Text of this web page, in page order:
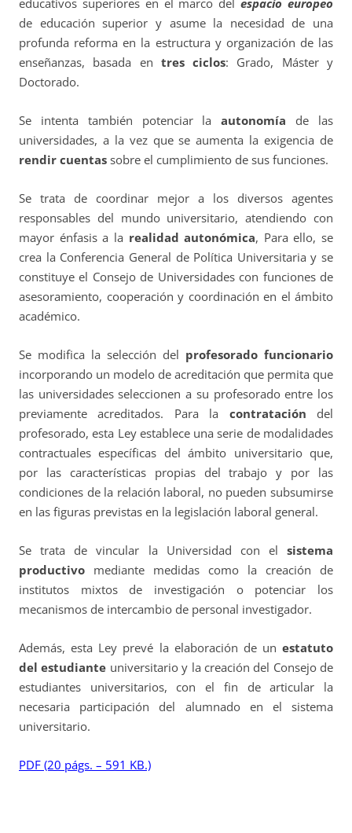
educativos superiores en el marco delespacio europeo
de educación superior y asume la necesidad de una
profunda reforma en la estructura y organización de las
enseñanzas, basada en tres ciclos: Grado, Máster y
Doctorado.
Se intenta también potenciar laautonomía de las
universidades, a la vez que se aumenta la exigencia de
rendir cuentas sobre el cumplimiento de sus funciones.
Se trata de coordinar mejor a los diversos agentes
responsables del mundo universitario, atendiendo con
mayor énfasis a la realidad autonómica, Para ello, se
crea la Conferencia General de Política Universitaria y se
constituye el Consejo de Universidades con funciones de
asesoramiento, cooperación y coordinación en el ámbito
académico.
Se modifica la selección del profesorado funcionario
incorporando un modelo de acreditación que permita que
las universidades seleccionen a su profesorado entre los
previamente acreditados. Para la contratación del
profesorado, esta Ley establece una serie de modalidades
contractuales específicas del ámbito universitario que,
por las características propias del trabajo y por las
condiciones de la relación laboral, no pueden subsumirse
en las figuras previstas en la legislación laboral general.
Se trata de vincular la Universidad con el sistema
productivo mediante medidas como la creación de
institutos mixtos de investigación o potenciar los
mecanismos de intercambio de personal investigador.
Además, esta Ley prevé la elaboración de un estatuto
del estudiante universitario y la creación del Consejo de
estudiantes universitarios, con el fin de articular la
necesaria participación del alumnado en el sistema
universitario.
PDF (20 págs. – 591 KB.)